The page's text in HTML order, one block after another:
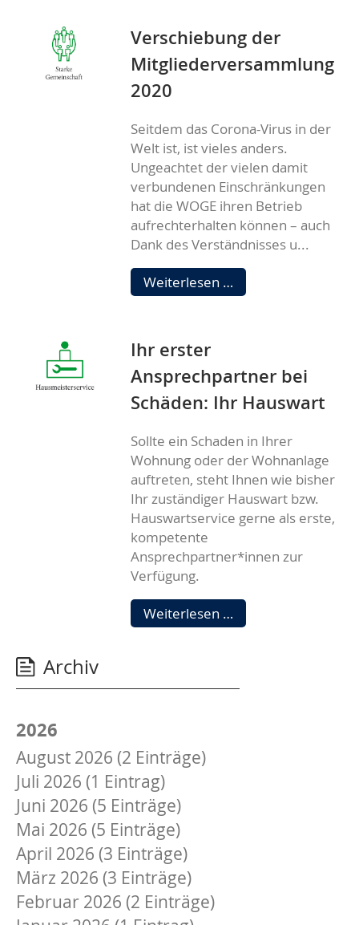
Verschiebung der
Mitgliederversammlung
2020
Seitdem das Corona-Virus in der
Welt ist, ist vieles anders.
Ungeachtet der vielen damit
verbundenen Einschränkungen
hat die WOGE ihren Betrieb
aufrechterhalten können – auch
Dank des Verständnisses u...
Weiterlesen … Verschiebung
der
Ihr erster
Ansprechpartner bei
Schäden: Ihr Hauswart
Sollte ein Schaden in Ihrer
Wohnung oder der Wohnanlage
auftreten, steht Ihnen wie bisher
Ihr zuständiger Hauswart bzw.
Hauswartservice gerne als erste,
kompetente
Ansprechpartner*innen zur
Verfügung.
Weiterlesen … Ihr
erster
Archiv
2026
August 2026 (2 Einträge)
Juli 2026 (1 Eintrag)
Juni 2026 (5 Einträge)
Mai 2026 (5 Einträge)
April 2026 (3 Einträge)
März 2026 (3 Einträge)
Februar 2026 (2 Einträge)